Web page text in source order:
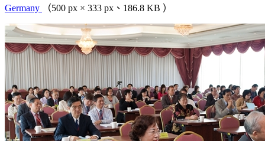
Germany
（500 px × 333 px、186.8 KB ）